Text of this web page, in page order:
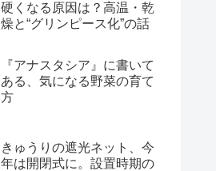
硬くなる原因は？高温・乾
燥と“グリンピース化”の話
『アナスタシア』に書いて
ある、気になる野菜の育て
方
きゅうりの遮光ネット、今
年は開閉式に。設置時期の